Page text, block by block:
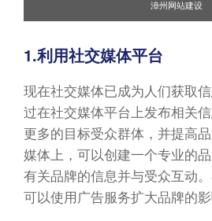
漳州网站建设
1.利用社交媒体平台
现在社交媒体已成为人们获取
过在社交媒体平台上发布相关
更多的目标受众群体，并提高
媒体上，可以创建一个专业的
有关品牌的信息并与受众互动
可以使用广告服务扩大品牌的影